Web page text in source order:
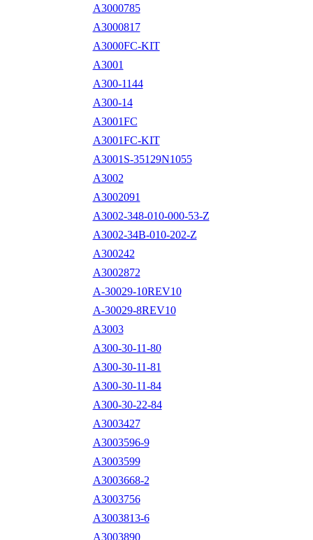
A3000785
A3000817
A3000FC-KIT
A3001
A300-1144
A300-14
A3001FC
A3001FC-KIT
A3001S-35129N1055
A3002
A3002091
A3002-348-010-000-53-Z
A3002-34B-010-202-Z
A300242
A3002872
A-30029-10REV10
A-30029-8REV10
A3003
A300-30-11-80
A300-30-11-81
A300-30-11-84
A300-30-22-84
A3003427
A3003596-9
A3003599
A3003668-2
A3003756
A3003813-6
A3003890